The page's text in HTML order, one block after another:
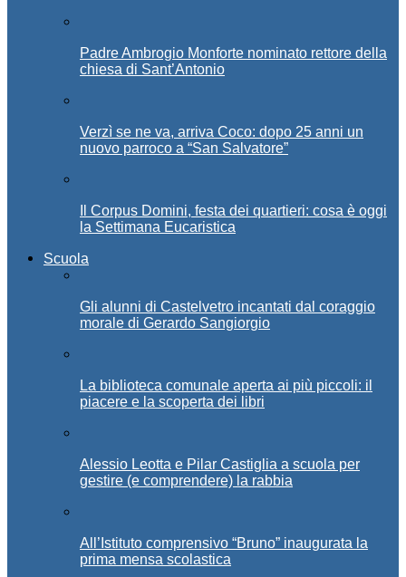
Padre Ambrogio Monforte nominato rettore della
chiesa di Sant’Antonio
Verzì se ne va, arriva Coco: dopo 25 anni un
nuovo parroco a “San Salvatore”
Il Corpus Domini, festa dei quartieri: cosa è oggi
la Settimana Eucaristica
Scuola
Gli alunni di Castelvetro incantati dal coraggio
morale di Gerardo Sangiorgio
La biblioteca comunale aperta ai più piccoli: il
piacere e la scoperta dei libri
Alessio Leotta e Pilar Castiglia a scuola per
gestire (e comprendere) la rabbia
All’Istituto comprensivo “Bruno” inaugurata la
prima mensa scolastica